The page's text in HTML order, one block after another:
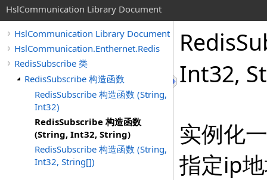
HslCommunication Library Document
HslCommunication Library Document
HslCommunication.Enthernet.Redis
RedisSubscribe 类
RedisSubscribe 构造函数
RedisSubscribe 构造函数 (String,
Int32)
RedisSubscribe 构造函数
(String, Int32, String)
RedisSubscribe 构造函数 (String,
Int32, String[])
Int32,
实例化
指定ip